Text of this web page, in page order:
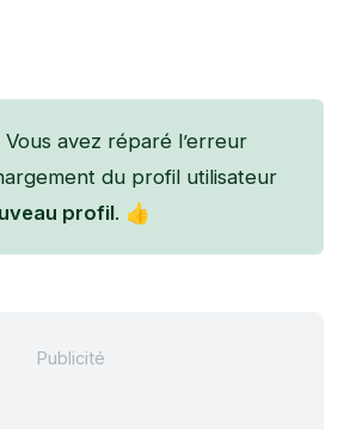
Vous avez réparé l’erreur
du profil utilisateur
profil. 👍